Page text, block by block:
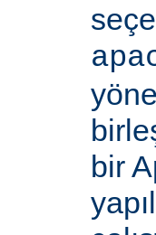
bir